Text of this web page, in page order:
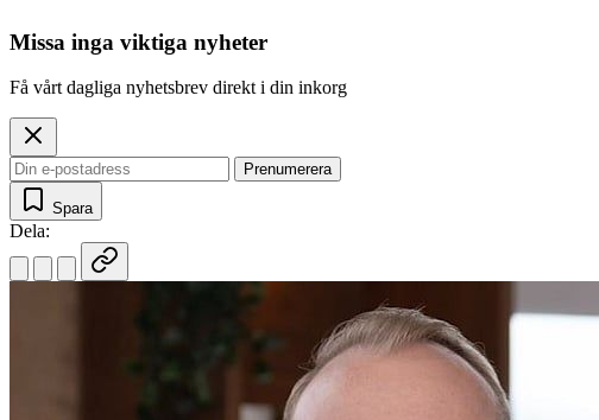
Missa inga viktiga nyheter
Få vårt dagliga nyhetsbrev direkt i din inkorg
Prenumerera
Spara
Dela: